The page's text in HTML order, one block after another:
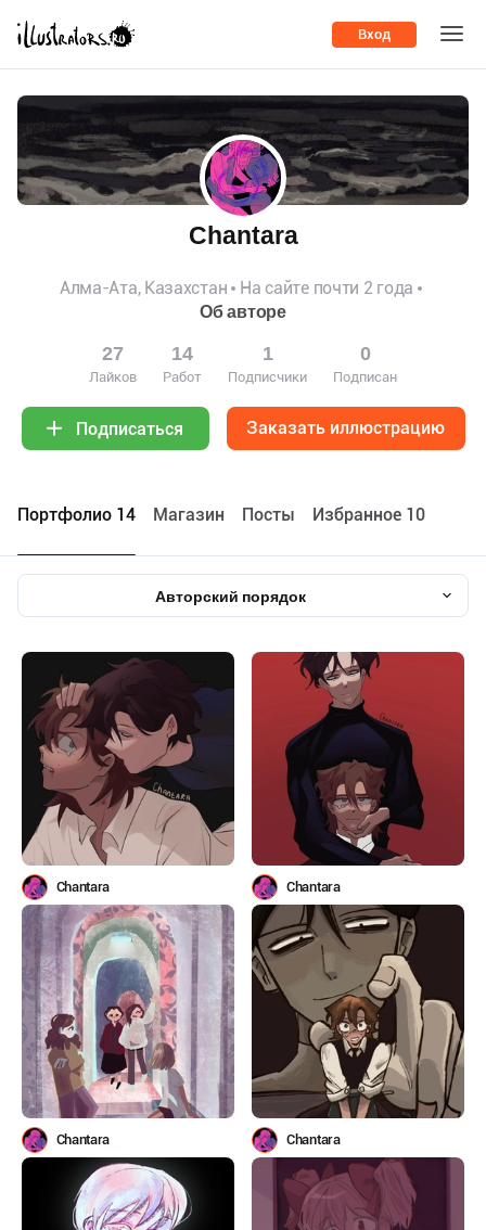
Вход
Chantara
Алма-Ата, Казахстан
На сайте почти 2 года
Об авторе
27
Лайков
14
Работ
1
Подписчики
0
Подписан
Подписаться Заказать иллюстрацию
Портфолио 14 Maгазин Посты Избранное 10
Авторский порядок
Chantara Chantara
Chantara Chantara